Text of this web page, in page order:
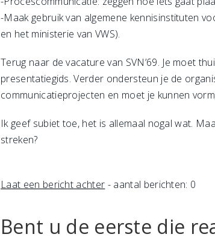
-Maak gebruik van algemene kennisinstituten
en het ministerie van VWS).
Terug naar de vacature van SVN’69. Je moet
presentatiegids. Verder ondersteun je de
communicatieprojecten en moet je kunnen
Ik geef subiet toe, het is allemaal nogal wat.
streken?
Laat een bericht achter - aantal berichten: 0
Bent u de eerste die